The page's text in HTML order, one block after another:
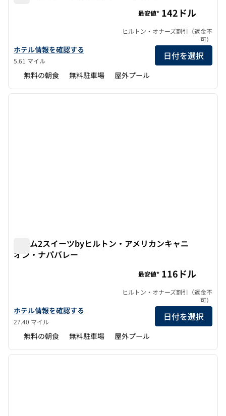
ホーム2スイーツbyヒルトン・ペタルマの詳細を表示
ホテル情報を確認する
5.61 マイル
最安値* 142ドル
ヒルトン・オナーズ割引（返金不
可）
日付を選択
無料の朝食 無料駐車場 屋外プール
1/4
1/4
次の
ホーム2スイーツbyヒルトン・アメリカンキャニ
オン・ナパバレー
ホーム2スイーツbyヒルトン・アメリカンキャニオン・ナパバレ
ホテル情報を確認する
27.40 マイル
最安値* 116ドル
ヒルトン・オナーズ割引（返金不
可）
日付を選択
無料の朝食 無料駐車場 屋外プール
1/12
1/12
次の